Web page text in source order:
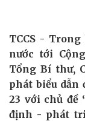
TCCS -
nước tới
Tổng Bí thư,
phát biểu dẫn
23 với chủ đề
định - phát